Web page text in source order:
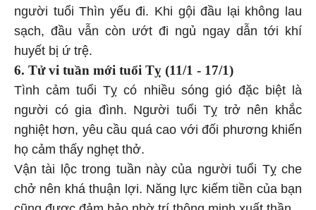
người tuổi Thìn yếu đi. Khi gội đầu lại không lau
sạch, đầu vẫn còn ướt đi ngủ ngay dẫn tới khí
huyết bị ứ trệ.
6. Tử vi tuần mới tuổi Tỵ (11/1 - 17/1)
Tình cảm tuổi Tỵ có nhiều sóng gió đặc biệt là
người có gia đình. Người tuổi Tỵ trở nên khắc
nghiệt hơn, yêu cầu quá cao với đối phương khiến
họ cảm thấy nghẹt thở.
Vận tài lộc trong tuần này của người tuổi Tỵ che
chở nên khá thuận lợi. Năng lực kiếm tiền của bạn
cũng được đảm bảo nhờ trí thông minh xuất thần.